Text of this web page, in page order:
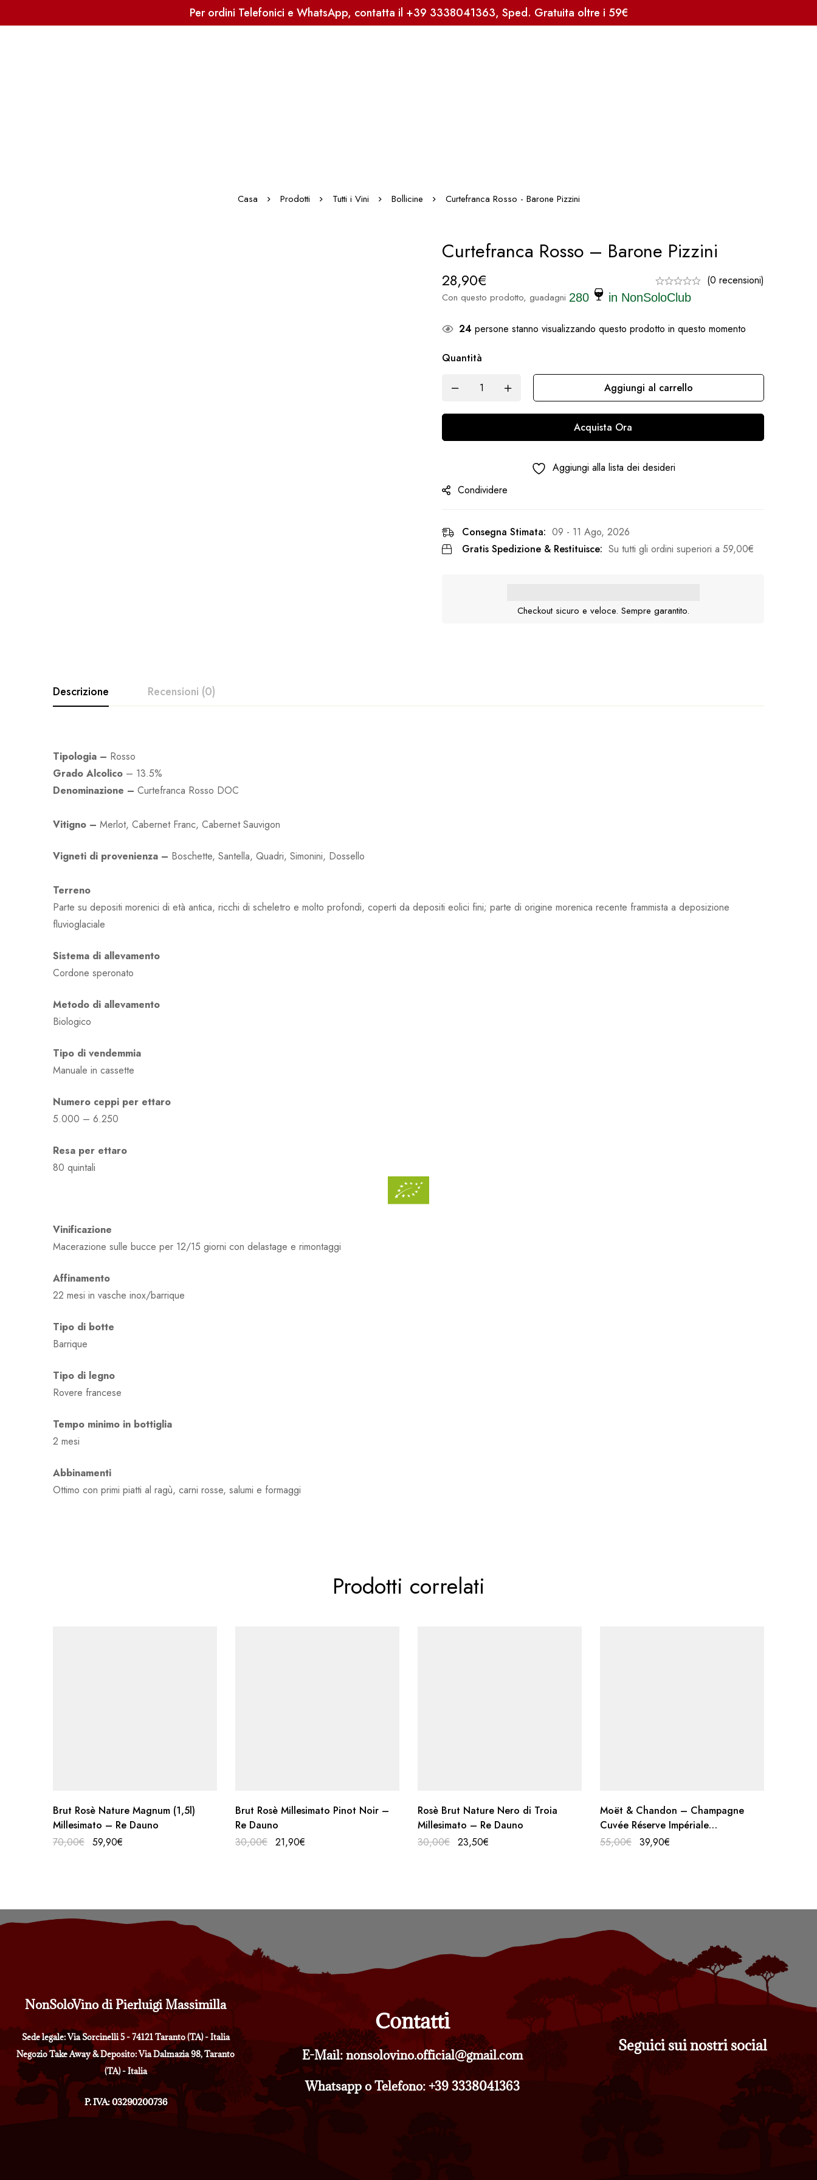
Per ordini Telefonici e WhatsApp, contatta il +39 3338041363, Sped. Gratuita oltre i 59€
Casa Prodotti Tutti i Vini Bollicine Curtefranca Rosso - Barone Pizzini
Curtefranca Rosso – Barone Pizzini
28,90€ (0 recensioni)
Con questo prodotto, guadagni 280 in NonSoloClub
24 persone stanno visualizzando questo prodotto in questo momento
Quantità
Aggiungi al carrello
Acquista Ora
Aggiungi alla lista dei desideri
Condividere
Consegna Stimata: 09 - 11 Ago, 2026
Gratis Spedizione & Restituisce: Su tutti gli ordini superiori a 59,00€
Checkout sicuro e veloce. Sempre garantito.
Descrizione Recensioni (0)
Tipologia – Rosso
Grado Alcolico – 13.5%
Denominazione – Curtefranca Rosso DOC
Vitigno – Merlot, Cabernet Franc, Cabernet Sauvigon
Vigneti di provenienza – Boschette, Santella, Quadri, Simonini, Dossello
Terreno
Parte su depositi morenici di età antica, ricchi di scheletro e molto profondi, coperti da depositi eolici fini; parte di origine morenica recente frammista a deposizione
fluvioglaciale
Sistema di allevamento
Cordone speronato
Metodo di allevamento
Biologico
Tipo di vendemmia
Manuale in cassette
Numero ceppi per ettaro
5.000 – 6.250
Resa per ettaro
80 quintali
Vinificazione
Macerazione sulle bucce per 12/15 giorni con delastage e rimontaggi
Affinamento
22 mesi in vasche inox/barrique
Tipo di botte
Barrique
Tipo di legno
Rovere francese
Tempo minimo in bottiglia
2 mesi
Abbinamenti
Ottimo con primi piatti al ragù, carni rosse, salumi e formaggi
Prodotti correlati
Brut Rosè Nature Magnum (1,5l)
Millesimato – Re Dauno
70,00€ 59,90€
Brut Rosè Millesimato Pinot Noir –
Re Dauno
30,00€ 21,90€
Rosè Brut Nature Nero di Troia
Millesimato – Re Dauno
30,00€ 23,50€
Moët & Chandon – Champagne
Cuvée Réserve Impériale
(Astucciato)
55,00€ 39,90€
NonSoloVino di Pierluigi Massimilla
Sede legale: Via Sorcinelli 5 - 74121 Taranto (TA) - Italia
Negozio Take Away & Deposito: Via Dalmazia 98, Taranto
(TA) - Italia
P. IVA: 03290200736
Contatti
E-Mail: nonsolovino.official@gmail.com
Whatsapp o Telefono: +39 3338041363
Seguici sui nostri social